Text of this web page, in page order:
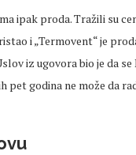
ipak proda. Tražili su
i „Termovent“ je
iz ugovora bio je da se
pet godina ne može da